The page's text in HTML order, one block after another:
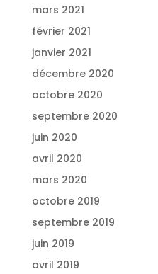
mars 2021
février 2021
janvier 2021
décembre 2020
octobre 2020
septembre 2020
juin 2020
avril 2020
mars 2020
octobre 2019
septembre 2019
juin 2019
avril 2019